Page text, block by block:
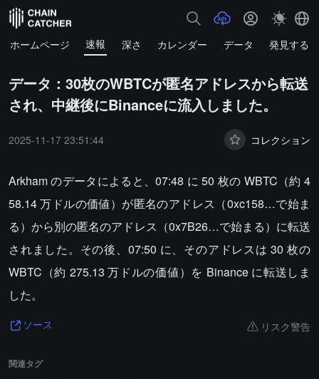
ホームページ 速報 深さ カレンダー データ 発見する
データ：30枚のWBTCが匿名アドレスから転送
され、中継後にBinanceに流入しました。
2025-11-17 23:51:44 コレクション
Arkham のデータによると、07:48 に 50 枚の WBTC（約 4
58.14 万ドルの価値）が匿名のアドレス（0xc158…で始ま
る）から別の匿名のアドレス（0x7B26…で始まる）に転送
されました。その後、07:50 に、そのアドレスは 30 枚の
WBTC（約 275.13 万ドルの価値）を Binance に転送しま
した。
ソース リスク警告
関連タグ